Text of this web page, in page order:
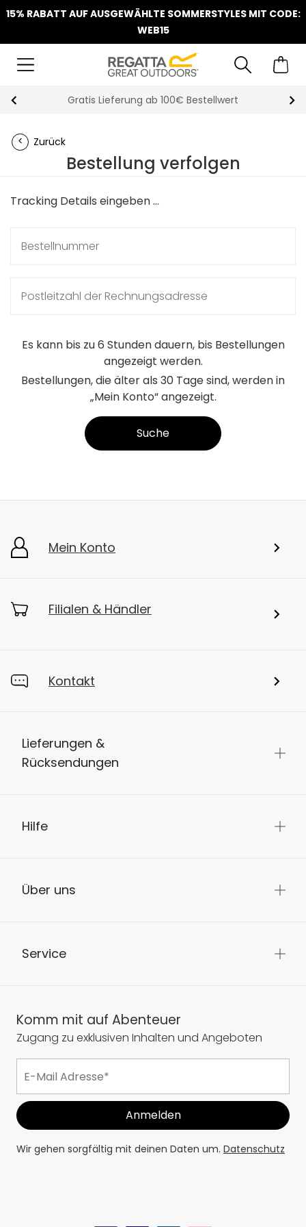
15% RABATT AUF AUSGEWÄHLTE SOMMERSTYLES MIT CODE:
WEB15
Gratis Lieferung ab 100€ Bestellwert
Zurück
Bestellung verfolgen
Tracking Details eingeben ...
Es kann bis zu 6 Stunden dauern, bis Bestellungen
angezeigt werden.
Bestellungen, die älter als 30 Tage sind, werden in
„Mein Konto“ angezeigt.
Suche
Mein Konto
Filialen & Händler
Kontakt
Lieferungen &
Rücksendungen
Hilfe
Über uns
Service
Komm mit auf Abenteuer
Zugang zu exklusiven Inhalten und Angeboten
Wir gehen sorgfältig mit deinen Daten um. Datenschutz